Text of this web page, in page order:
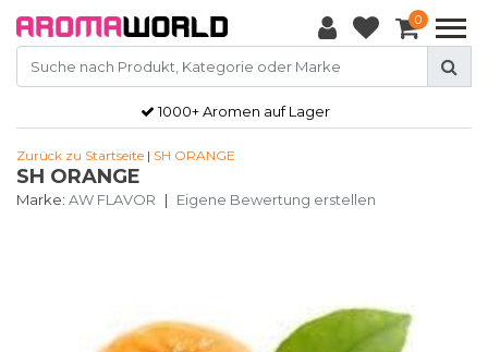
0
1000+ Aromen auf Lager
Zurück zu Startseite | SH ORANGE
SH ORANGE
Marke: AW FLAVOR | Eigene Bewertung erstellen